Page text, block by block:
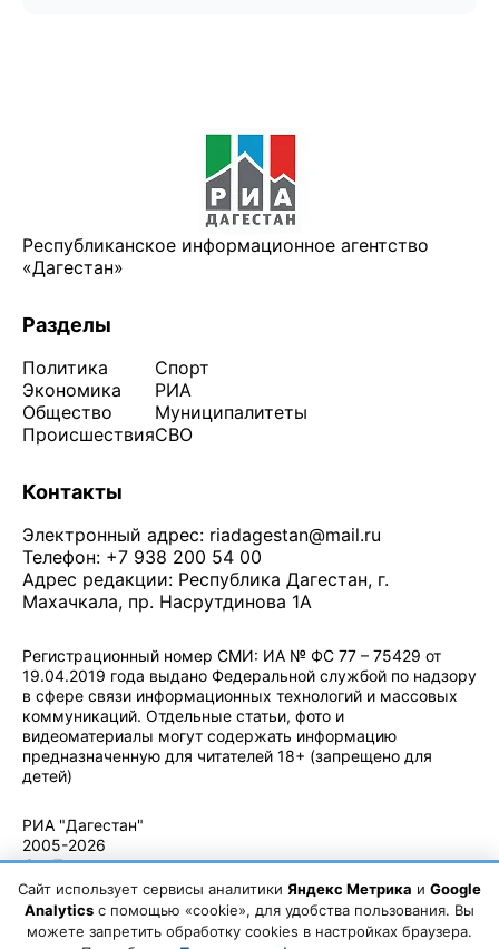
Республиканское информационное агентство
«Дагестан»
Разделы
Политика
Экономика
Общество
Происшествия
Спорт
РИА
Муниципалитеты
СВО
Контакты
Электронный адрес: riadagestan@mail.ru
Телефон: +7 938 200 54 00
Адрес редакции: Республика Дагестан, г.
Махачкала, пр. Насрутдинова 1А
Регистрационный номер СМИ: ИА № ФС 77 – 75429 от
19.04.2019 года выдано Федеральной службой по надзору
в сфере связи информационных технологий и массовых
коммуникаций. Отдельные статьи, фото и
видеоматериалы могут содержать информацию
предназначенную для читателей 18+ (запрещено для
детей)
РИА "Дагестан"
2005-2026
© - Правила
использования
материалов.
Авторские
Сайт использует сервисы аналитики Яндекс Метрика и Google
Analytics с помощью «cookie», для удобства пользования. Вы
можете запретить обработку cookies в настройках браузера.